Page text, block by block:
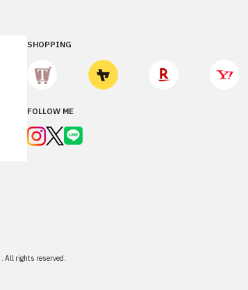
SHOPPING
FOLLOW ME
. All rights reserved.